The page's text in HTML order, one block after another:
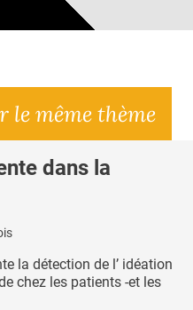
le même thème
dans la
la détection de l’ idéation
chez les patients -et les